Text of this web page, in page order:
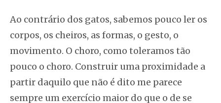
Ao contrário dos gatos, sabemos pouco ler os
corpos, os cheiros, as formas, o gesto, o
movimento. O choro, como toleramos tão
pouco o choro. Construir uma proximidade a
partir daquilo que não é dito me parece
sempre um exercício maior do que o de se